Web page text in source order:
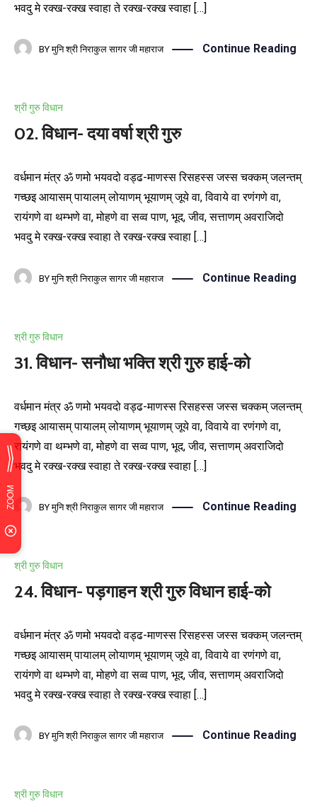
भवदु मे रक्ख-रक्ख स्वाहा ते रक्ख-रक्ख स्वाहा […]
BY मुनि श्री निराकुल सागर जी महाराज Continue Reading
श्री गुरु विधान
02. विधान- दया वर्षा श्री गुरु
वर्धमान मंत्र ॐ णमो भयवदो वड्ढ-माणस्स रिसहस्स जस्स चक्कम् जलन्तम्
गच्छइ आयासम् पायालम् लोयाणम् भूयाणम् जूये वा, विवाये वा रणंगणे वा,
रायंगणे वा थम्भणे वा, मोहणे वा सव्व पाण, भूद, जीव, सत्ताणम् अवराजिदो
भवदु मे रक्ख-रक्ख स्वाहा ते रक्ख-रक्ख स्वाहा […]
BY मुनि श्री निराकुल सागर जी महाराज Continue Reading
श्री गुरु विधान
31. विधान- सनौधा भक्ति श्री गुरु हाई-को
वर्धमान मंत्र ॐ णमो भयवदो वड्ढ-माणस्स रिसहस्स जस्स चक्कम् जलन्तम्
गच्छइ आयासम् पायालम् लोयाणम् भूयाणम् जूये वा, विवाये वा रणंगणे वा,
रायंगणे वा थम्भणे वा, मोहणे वा सव्व पाण, भूद, जीव, सत्ताणम् अवराजिदो
भवदु मे रक्ख-रक्ख स्वाहा ते रक्ख-रक्ख स्वाहा […]
BY मुनि श्री निराकुल सागर जी महाराज Continue Reading
श्री गुरु विधान
24. विधान- पड़गाहन श्री गुरु विधान हाई-को
वर्धमान मंत्र ॐ णमो भयवदो वड्ढ-माणस्स रिसहस्स जस्स चक्कम् जलन्तम्
गच्छइ आयासम् पायालम् लोयाणम् भूयाणम् जूये वा, विवाये वा रणंगणे वा,
रायंगणे वा थम्भणे वा, मोहणे वा सव्व पाण, भूद, जीव, सत्ताणम् अवराजिदो
भवदु मे रक्ख-रक्ख स्वाहा ते रक्ख-रक्ख स्वाहा […]
BY मुनि श्री निराकुल सागर जी महाराज Continue Reading
श्री गुरु विधान